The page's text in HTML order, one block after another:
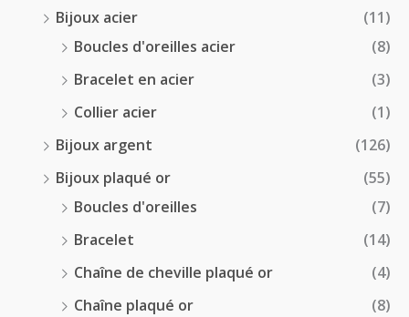
Bijoux acier
(11)
Boucles d'oreilles acier
(8)
Bracelet en acier
(3)
Collier acier
(1)
Bijoux argent
(126)
Bijoux plaqué or
(55)
Boucles d'oreilles
(7)
Bracelet
(14)
Chaîne de cheville plaqué or
(4)
Chaîne plaqué or
(8)